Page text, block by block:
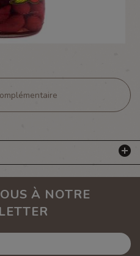
À NOTRE